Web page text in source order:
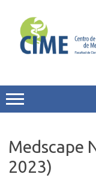
content
Medscape
2023)